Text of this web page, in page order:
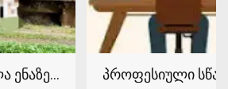
ენაზე ქუთაისში 598-37-96-93
პროფესიული